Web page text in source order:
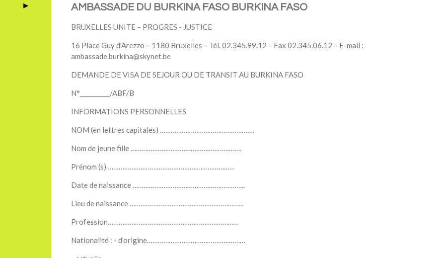
AMBASSADE DU BURKINA FASO BURKINA FASO
BRUXELLES UNITE – PROGRES - JUSTICE
16 Place Guy d'Arezzo – 1180 Bruxelles – Tél. 02.345.99.12 – Fax 02.345.06.12 – E-mail :
ambassade.burkina@skynet.be
DEMANDE DE VISA DE SEJOUR OU DE TRANSIT AU BURKINA FASO
N°__________/ABF/B
INFORMATIONS PERSONNELLES
NOM (en lettres capitales) …………………………………………….
Nom de jeune fille …………………………………………………….
Prénom (s) …………………………………………….………………
Date de naissance ……………………………………………………..
Lieu de naissance ……………………………………………………...
Profession………………………………………………………………
Nationalité : - d’origine………………………………………………